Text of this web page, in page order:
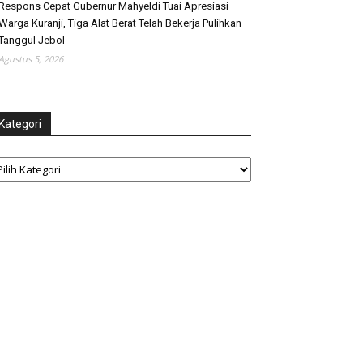
Cepat Gubernur Mahyeldi Tuai Apresiasi
Kuranji, Tiga Alat Berat Telah Bekerja Pulihkan
Jebol
5, 2026